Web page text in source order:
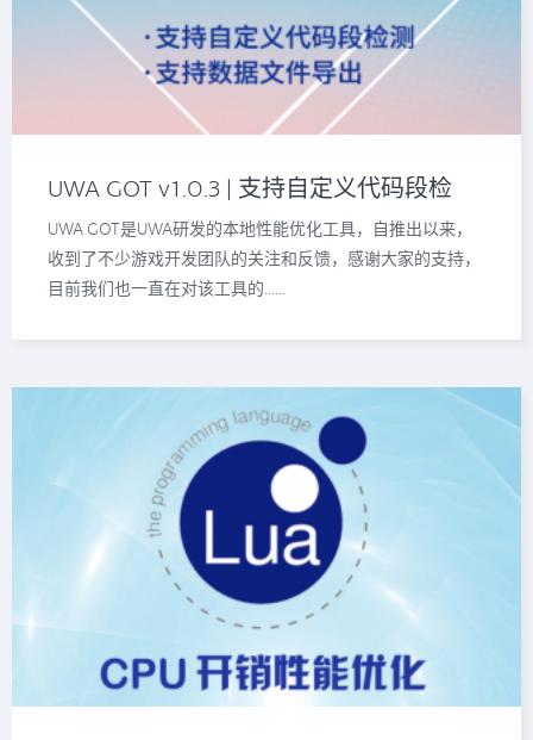
UWA GOT v1.0.3 | 支持自定义代码段检
测、支持数据导出
UWA GOT是UWA研发的本地性能优化工具，自推出以来，
收到了不少游戏开发团队的关注和反馈，感谢大家的支持，
目前我们也一直在对该工具的……